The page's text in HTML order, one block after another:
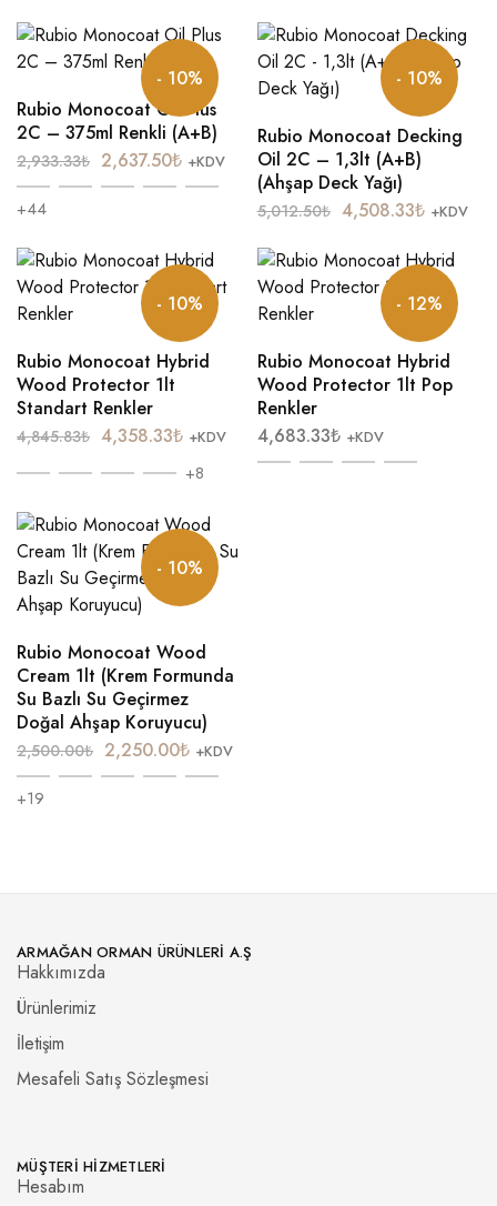
- 10%
Rubio Monocoat Oil Plus
2C – 375ml Renkli (A+B)
2,933.33₺ 2,637.50₺ +KDV
+44
- 10%
Rubio Monocoat Decking
Oil 2C – 1,3lt (A+B)
(Ahşap Deck Yağı)
5,012.50₺ 4,508.33₺ +KDV
- 10%
Rubio Monocoat Hybrid
Wood Protector 1lt
Standart Renkler
4,845.83₺ 4,358.33₺ +KDV
+8
- 12%
Rubio Monocoat Hybrid
Wood Protector 1lt Pop
Renkler
4,683.33₺ +KDV
- 10%
Rubio Monocoat Wood
Cream 1lt (Krem Formunda
Su Bazlı Su Geçirmez
Doğal Ahşap Koruyucu)
2,500.00₺ 2,250.00₺ +KDV
+19
ARMAĞAN ORMAN ÜRÜNLERI A.Ş
Hakkımızda
Ürünlerimiz
İletişim
Mesafeli Satış Sözleşmesi
MÜŞTERI HIZMETLERI
Hesabım